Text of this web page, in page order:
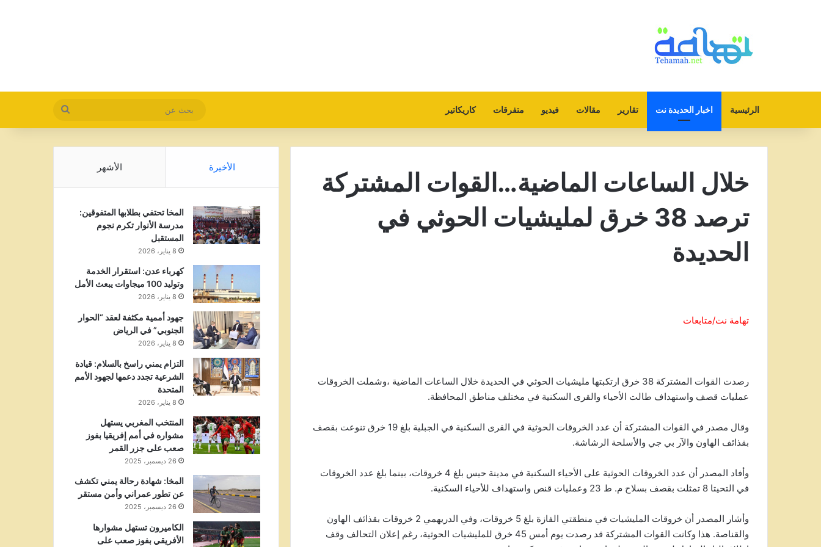
الرئيسية اخبار الحديدة نت تقارير مقالات فيديو متفرقات كاريكاتير
بحث
عن
خلال الساعات الماضية…القوات المشتركة
ترصد 38 خرق لمليشيات الحوثي في
الحديدة
تهامة نت/متابعات
رصدت القوات المشتركة 38 خرق ارتكبتها مليشيات الحوثي في الحديدة خلال الساعات الماضية ،وشملت الخروقات
عمليات قصف واستهداف طالت الأحياء والقرى السكنية في مختلف مناطق المحافظة.
وقال مصدر في القوات المشتركة أن عدد الخروقات الحوثية في القرى السكنية في الجبلية بلغ 19 خرق تنوعت بقصف
بقذائف الهاون والآر بي جي والأسلحة الرشاشة.
وأفاد المصدر أن عدد الخروقات الحوثية على الأحياء السكنية في مدينة حيس بلغ 4 خروقات، بينما بلغ عدد الخروقات
في التحيتا 8 تمثلت بقصف بسلاح م. ط 23 وعمليات قنص واستهداف للأحياء السكنية.
وأشار المصدر أن خروقات المليشيات في منطقتي الفازة بلغ 5 خروقات، وفي الدريهمي 2 خروقات بقذائف الهاون
والقناصة. هذا وكانت القوات المشتركة قد رصدت يوم أمس 45 خرق للمليشيات الحوثية، رغم إعلان التحالف وقف
الأخيرة الأشهر
المخا تحتفي بطلابها المتفوقين:
مدرسة الأنوار تكرم نجوم
المستقبل
8 يناير، 2026
كهرباء عدن: استقرار الخدمة
وتوليد 100 ميجاوات يبعث الأمل
8 يناير، 2026
جهود أممية مكثفة لعقد “الحوار
الجنوبي” في الرياض
8 يناير، 2026
التزام يمني راسخ بالسلام: قيادة
الشرعية تجدد دعمها لجهود الأمم
المتحدة
8 يناير، 2026
المنتخب المغربي يستهل
مشواره في أمم إفريقيا بفوز
صعب على جزر القمر
26 ديسمبر، 2025
المخا: شهادة رحالة يمني تكشف
عن تطور عمراني وأمن مستقر
26 ديسمبر، 2025
الكاميرون تستهل مشوارها
الأفريقي بفوز صعب على